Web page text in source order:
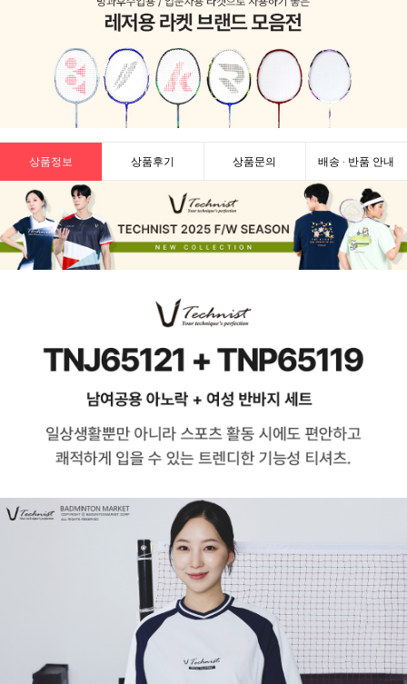
상품정보 상품후기 상품문의 배송 · 반품 안내